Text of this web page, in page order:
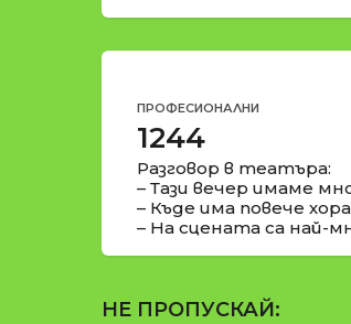
ПРОФЕСИОНАЛНИ
1244
Разговор в театъра:
– Тази вечер имаме
– Къде има повече
– На сцената са най-
НЕ ПРОПУСКАЙ: